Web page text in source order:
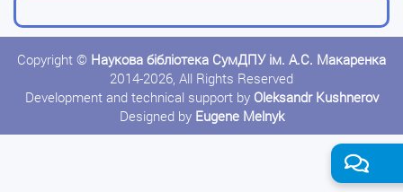
Copyright © Наукова бібліотека СумДПУ ім. А.С. Макаренка
2014-2026, All Rights Reserved
Development and technical support by Oleksandr Kushnerov
Designed by Eugene Melnyk